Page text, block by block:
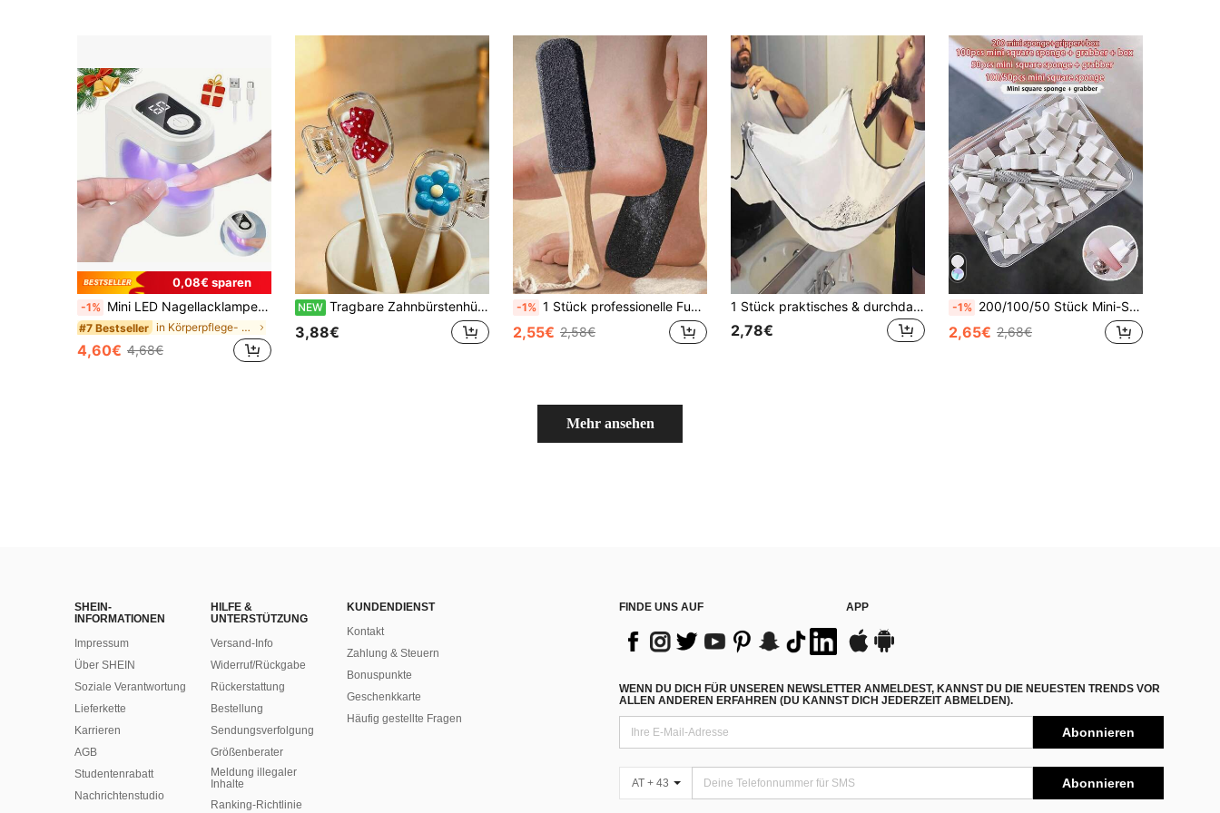
0,08€ sparen
-1% Mini LED Nagellacklampe, UV-Nagellicht, UV-Nagellacklampe mit Timer, Schnell-Trocknende Nagellacklampe, Tragbare USB-Nagellacklampe, Geeignet für Reise-Nail-DIY-Kunst, Valentinstags-Geschenk
#7 Bestseller in Körperpflege- und Hygieneartikel Fuß- und Handp
4,60€ 4,68€
NEW Tragbare Zahnbürstenhülle mit Kirschmuster, mit süßen Kirsch-, Schleifen-, Herz- und Blumenmustern, transparent weiß und transparent rot Farbschema, Reise-Zahnbürsten-Aufbewahrungsbox, tragbarer Zahnbürstenkopf-Schutzclip, Zahnbürsten-Aufbewahrungsclip, Zahnbürsten-Schutzhülle, schützt den Zahnbürstenkopf
3,88€
-1% 1 Stück professionelle Fußfeile, Fußreinigung & Hornhautentferner, Fußbürste, Fußpflege & Pediküre Werkzeug für den Heimgebrauch
2,55€ 2,58€
1 Stück praktisches & durchdachtes Geschenk für Männer: Bartpflege-Schürzenhalter, Erwachsenen-Lätzchen, Rasier-Tuch für Männer, kleines Badezimmer-Utensil, Erwachsenen-Bartschürze, Valentinstags-Geschenk, Geschenk für Männer
2,78€
-1% 200/100/50 Stück Mini-Schwammblöcke mit 4-Zinken-Pinzettenhalter, Nagelkunst-Gel-Verlauf-Batik-Schwämme, Verlauf-Nagel-Gel-Lack-Werkzeuge
2,65€ 2,68€
Mehr ansehen
SHEIN-
INFORMATIONEN
Impressum
Über SHEIN
Soziale Verantwortung
Lieferkette
Karrieren
AGB
Studentenrabatt
Nachrichtenstudio
HILFE &
UNTERSTÜTZUNG
Versand-Info
Widerruf/Rückgabe
Rückerstattung
Bestellung
Sendungsverfolgung
Größenberater
Meldung illegaler
Inhalte
Ranking-Richtlinie
KUNDENDIENST
Kontakt
Zahlung & Steuern
Bonuspunkte
Geschenkkarte
Häufig gestellte Fragen
FINDE UNS AUF APP
WENN DU DICH FÜR UNSEREN NEWSLETTER ANMELDEST, KANNST DU DIE NEUESTEN TRENDS VOR
ALLEN ANDEREN ERFAHREN (DU KANNST DICH JEDERZEIT ABMELDEN).
Abonnieren
AT + 43 Abonnieren